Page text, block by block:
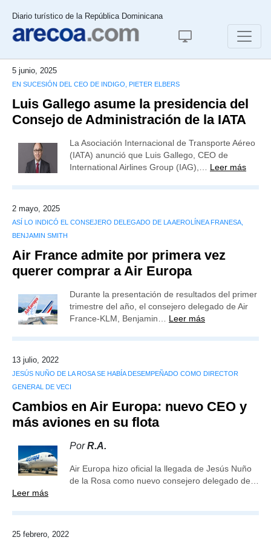
Diario turístico de la República Dominicana
5 junio, 2025
EN SUCESIÓN DEL CEO DE INDIGO, PIETER ELBERS
Luis Gallego asume la presidencia del
Consejo de Administración de la IATA
La Asociación Internacional de Transporte Aéreo
(IATA) anunció que Luis Gallego, CEO de
International Airlines Group (IAG),… Leer más
2 mayo, 2025
ASÍ LO INDICÓ EL CONSEJERO DELEGADO DE LA AEROLÍNEA FRANESA,
BENJAMIN SMITH
Air France admite por primera vez
querer comprar a Air Europa
Durante la presentación de resultados del primer
trimestre del año, el consejero delegado de Air
France-KLM, Benjamin… Leer más
13 julio, 2022
JESÚS NUÑO DE LA ROSA SE HABÍA DESEMPEÑADO COMO DIRECTOR
GENERAL DE VECI
Cambios en Air Europa: nuevo CEO y
más aviones en su flota
PorR.A.
Air Europa hizo oficial la llegada de Jesús Nuño
de la Rosa como nuevo consejero delegado de…
Leer más
25 febrero, 2022